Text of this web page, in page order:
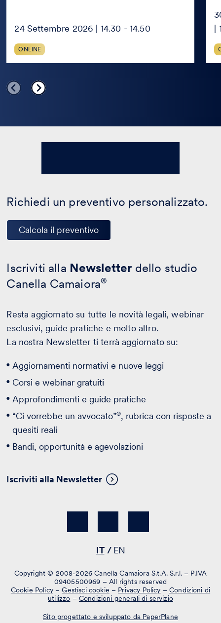
24 Settembre 2026 | 14.30 - 14.50
ONLINE
Richiedi un preventivo personalizzato.
Calcola il preventivo
Iscriviti alla Newsletter dello studio
Canella Camaiora®
Resta aggiornato su tutte le novità legali, webinar
esclusivi, guide pratiche e molto altro.
La nostra Newsletter ti terrà aggiornato su:
Aggiornamenti normativi e nuove leggi
Corsi e webinar gratuiti
Approfondimenti e guide pratiche
“Ci vorrebbe un avvocato”®, rubrica con risposte a
quesiti reali
Bandi, opportunità e agevolazioni
Iscriviti alla Newsletter
IT EN
Copyright © 2008-2026 Canella Camaiora S.t.A. S.r.l. – P.IVA
09405500969 – All rights reserved
Cookie Policy–Gestisci cookie – Privacy Policy –Condizioni di
utilizzo – Condizioni generali di servizio
Sito progettato e sviluppato da PaperPlane